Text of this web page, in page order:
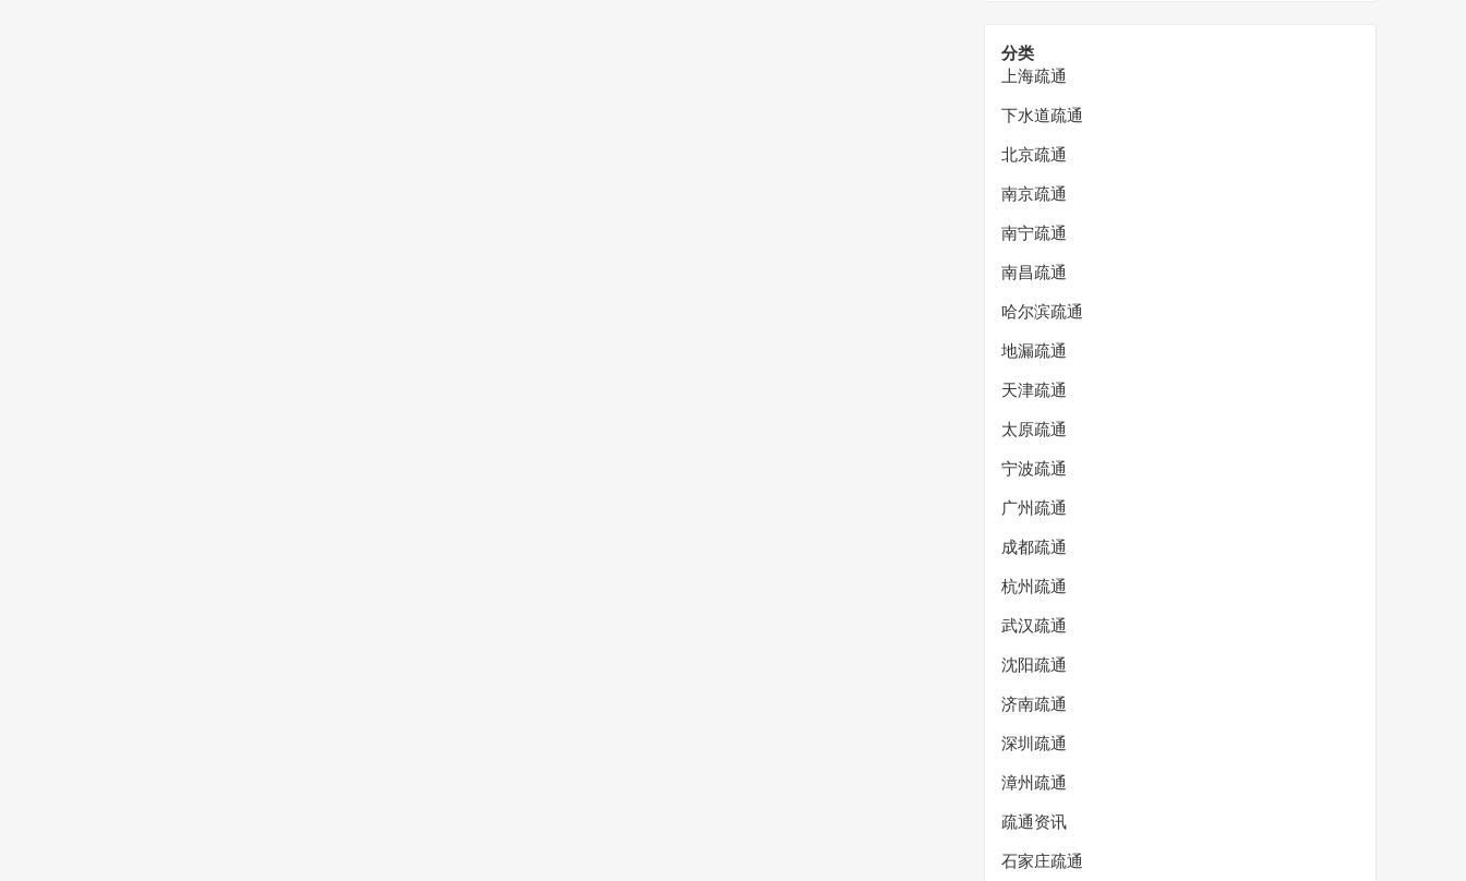
分类
上海疏通
下水道疏通
北京疏通
南京疏通
南宁疏通
南昌疏通
哈尔滨疏通
地漏疏通
天津疏通
太原疏通
宁波疏通
广州疏通
成都疏通
杭州疏通
武汉疏通
沈阳疏通
济南疏通
深圳疏通
漳州疏通
疏通资讯
石家庄疏通